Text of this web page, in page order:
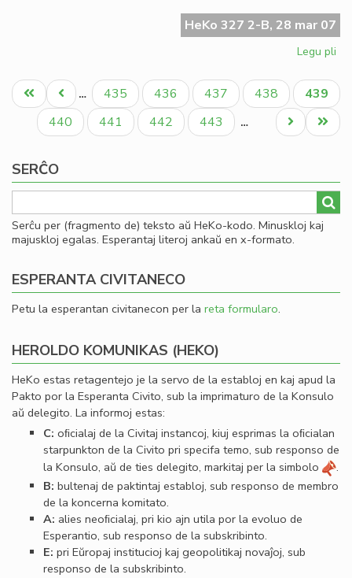
HeKo 327 2-B, 28 mar 07
Legu pli
Pagination
Unua
paĝo
Antaŭa
paĝo
… Paĝo
435 Paĝo
436 Paĝo
437 Paĝo
438
Aktuala
paĝo
439
Paĝo
440 Paĝo
441 Paĝo
442 Paĝo
443 …
Last
page
Next
page
SERĈO
Serĉu per (fragmento de) teksto aŭ HeKo-kodo. Minuskloj kaj
majuskloj egalas. Esperantaj literoj ankaŭ en x-formato.
ESPERANTA CIVITANECO
Petu la esperantan civitanecon per la reta formularo.
HEROLDO KOMUNIKAS (HEKO)
HeKo estas retagentejo je la servo de la establoj en kaj apud la
Pakto por la Esperanta Civito, sub la imprimaturo de la Konsulo
aŭ delegito. La informoj estas:
C: oﬁcialaj de la Civitaj instancoj, kiuj esprimas la oﬁcialan
starpunkton de la Civito pri specifa temo, sub responso de
la Konsulo, aŭ de ties delegito, markitaj per la simbolo
.
B: bultenaj de paktintaj establoj, sub responso de membro
de la koncerna komitato.
A: alies neoﬁcialaj, pri kio ajn utila por la evoluo de
Esperantio, sub responso de la subskribinto.
E: pri Eŭropaj institucioj kaj geopolitikaj novaĵoj, sub
responso de la subskribinto.